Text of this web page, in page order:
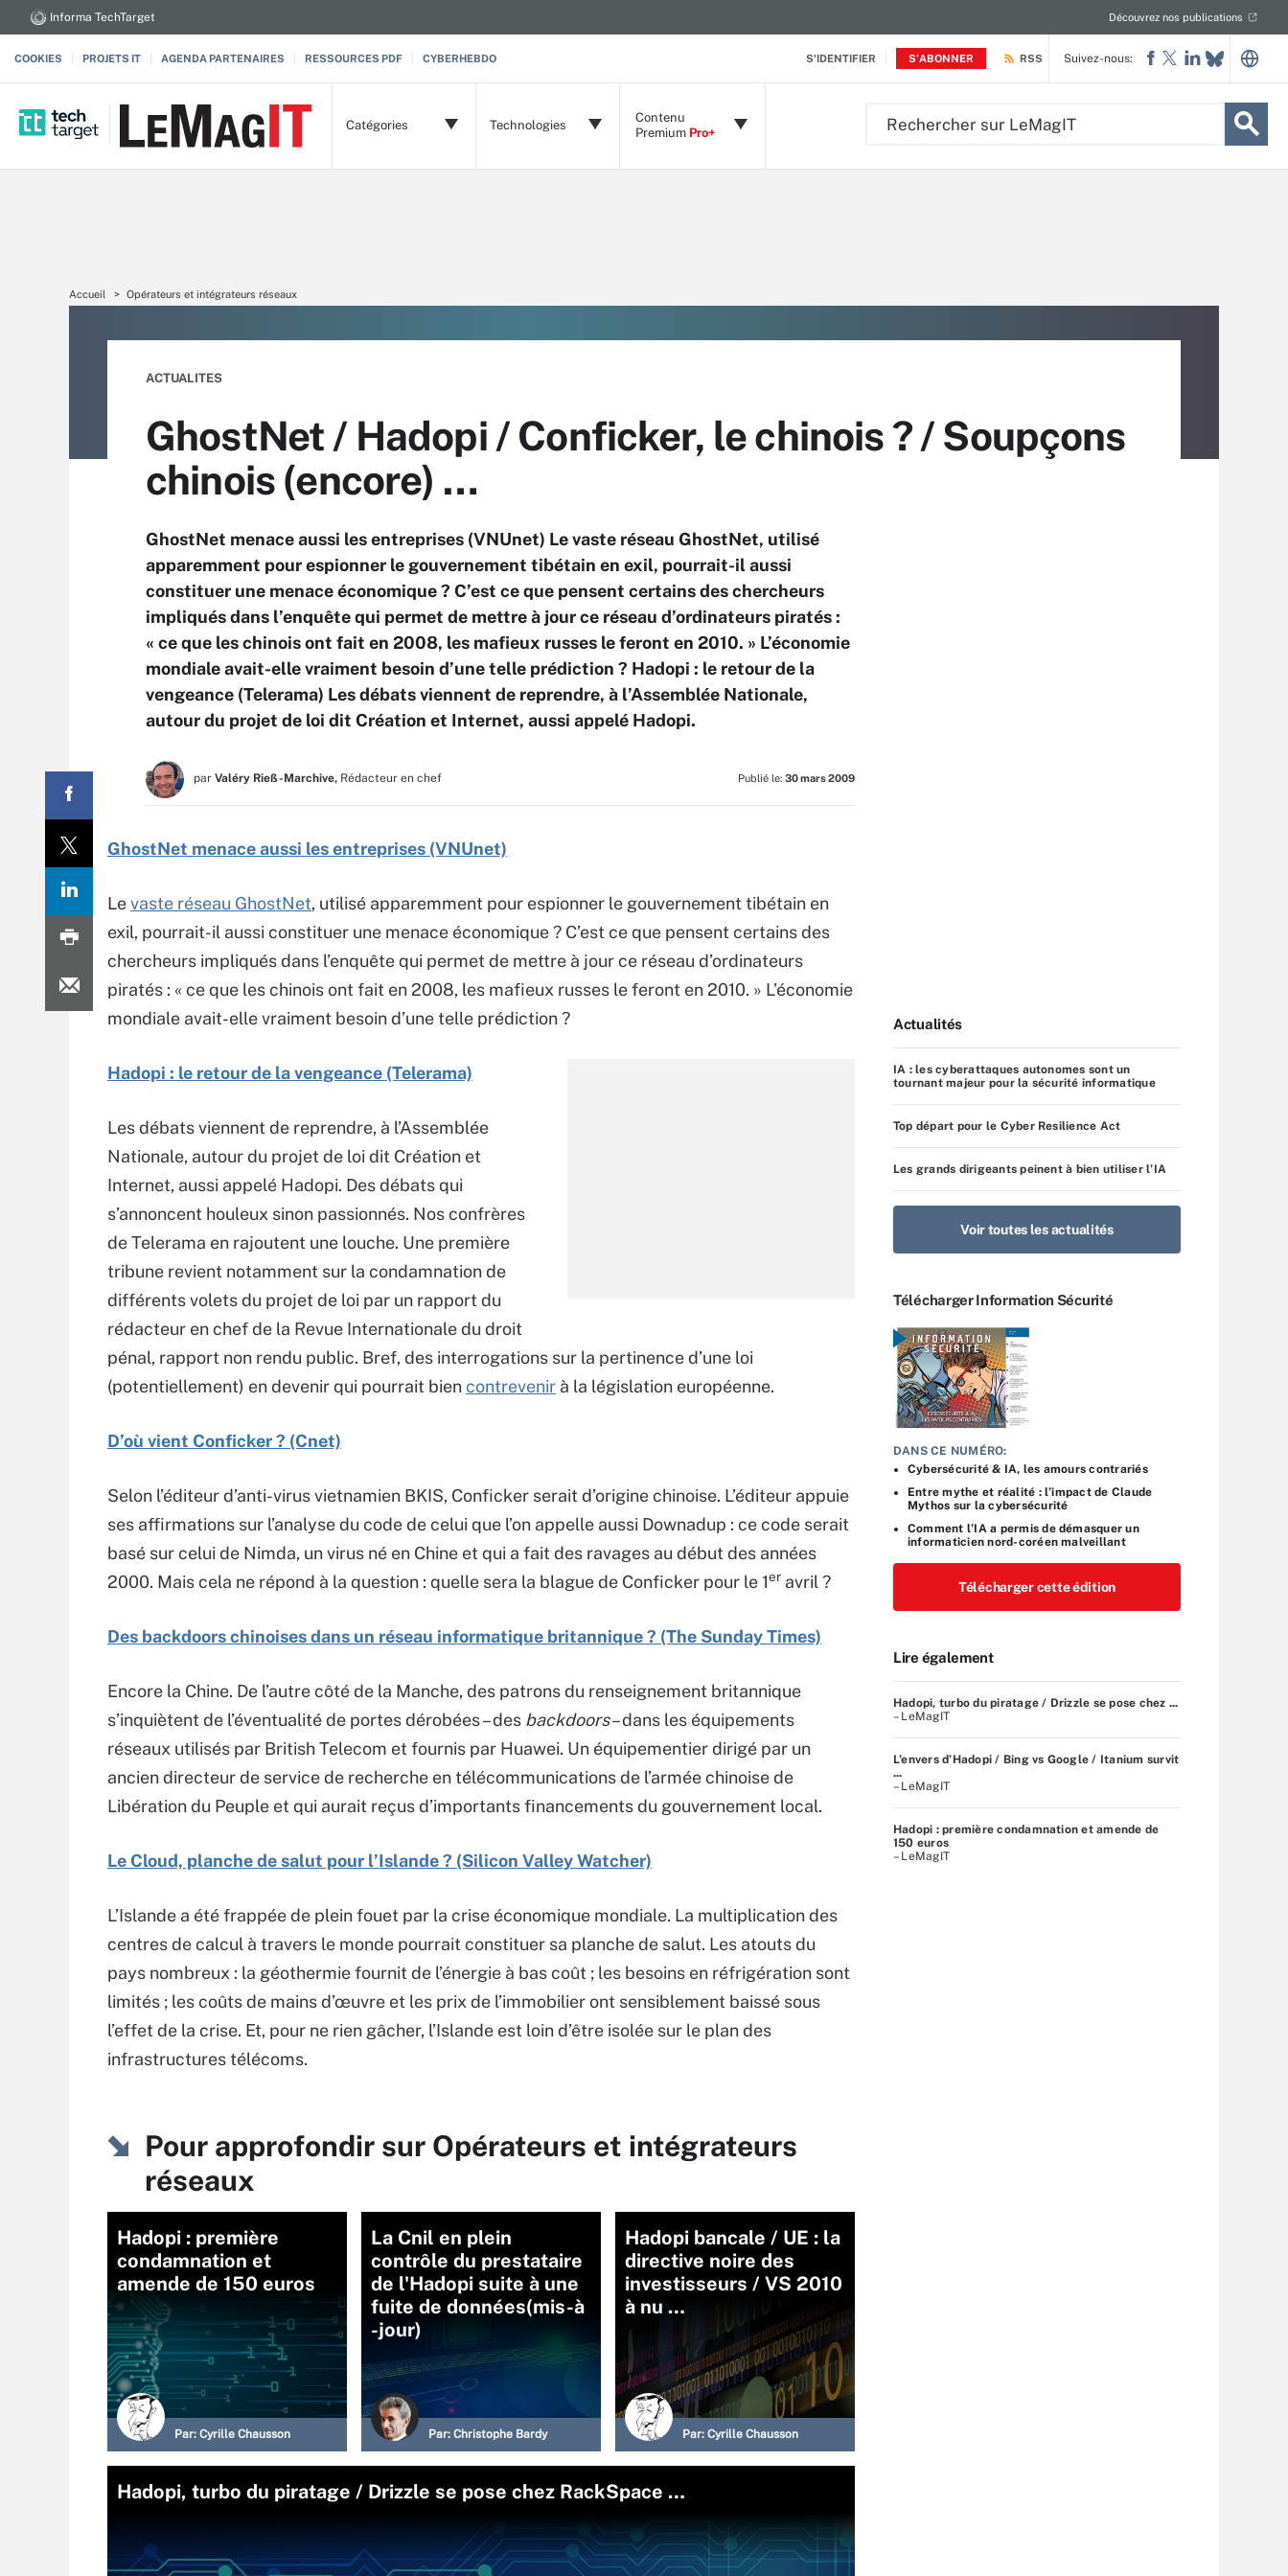
S'IDENTIFIER S'ABONNER
Informa TechTarget Découvrez nos publications
COOKIES PROJETS IT AGENDA PARTENAIRES RESSOURCES PDF CYBERHEBDO RSS
Catégories Technologies
Contenu
Premium Pro+
Suivez-nous:
Accueil Opérateurs et intégrateurs réseaux
ACTUALITES
GhostNet / Hadopi / Conficker, le chinois ? / Soupçons
chinois (encore) …
GhostNet menace aussi les entreprises (VNUnet) Le vaste réseau GhostNet, utilisé
apparemment pour espionner le gouvernement tibétain en exil, pourrait-il aussi
constituer une menace économique ? C’est ce que pensent certains des chercheurs
impliqués dans l’enquête qui permet de mettre à jour ce réseau d’ordinateurs piratés :
« ce que les chinois ont fait en 2008, les mafieux russes le feront en 2010. » L’économie
mondiale avait-elle vraiment besoin d’une telle prédiction ? Hadopi : le retour de la
vengeance (Telerama) Les débats viennent de reprendre, à l’Assemblée Nationale,
autour du projet de loi dit Création et Internet, aussi appelé Hadopi.
par Valéry Rieß-Marchive, Rédacteur en chef Publié le: 30 mars 2009
GhostNet menace aussi les entreprises (VNUnet)
Levaste réseau GhostNet, utilisé apparemment pour espionner le gouvernement tibétain en
exil, pourrait-il aussi constituer une menace économique ? C’est ce que pensent certains des
chercheurs impliqués dans l’enquête qui permet de mettre à jour ce réseau d’ordinateurs
piratés : « ce que les chinois ont fait en 2008, les mafieux russes le feront en 2010. » L’économie
mondiale avait-elle vraiment besoin d’une telle prédiction ?
Hadopi : le retour de la vengeance (Telerama)
Les débats viennent de reprendre, à l’Assemblée
Nationale, autour du projet de loi dit Création et
Internet, aussi appelé Hadopi. Des débats qui
s’annoncent houleux sinon passionnés. Nos confrères
de Telerama en rajoutent une louche. Une première
tribune revient notamment sur la condamnation de
différents volets du projet de loi par un rapport du
rédacteur en chef de la Revue Internationale du droit
pénal, rapport non rendu public. Bref, des interrogations sur la pertinence d’une loi
(potentiellement) en devenir qui pourrait biencontrevenir à la législation européenne.
D’où vient Conficker ? (Cnet)
Selon l’éditeur d’anti-virus vietnamien BKIS, Conficker serait d’origine chinoise. L’éditeur appuie
ses affirmations sur l’analyse du code de celui que l’on appelle aussi Downadup : ce code serait
basé sur celui de Nimda, un virus né en Chine et qui a fait des ravages au début des années
2000. Mais cela ne répond à la question : quelle sera la blague de Conficker pour le 1er avril ?
Des backdoors chinoises dans un réseau informatique britannique ? (The Sunday Times)
Encore la Chine. De l’autre côté de la Manche, des patrons du renseignement britannique
s’inquiètent de l’éventualité de portes dérobées – des backdoors– dans les équipements
réseaux utilisés par British Telecom et fournis par Huawei. Un équipementier dirigé par un
ancien directeur de service de recherche en télécommunications de l’armée chinoise de
Libération du Peuple et qui aurait reçus d’importants financements du gouvernement local.
Le Cloud, planche de salut pour l’Islande ? (Silicon Valley Watcher)
L’Islande a été frappée de plein fouet par la crise économique mondiale. La multiplication des
centres de calcul à travers le monde pourrait constituer sa planche de salut. Les atouts du
pays nombreux : la géothermie fournit de l’énergie à bas coût ; les besoins en réfrigération sont
limités ; les coûts de mains d’œuvre et les prix de l’immobilier ont sensiblement baissé sous
l’effet de la crise. Et, pour ne rien gâcher, l’Islande est loin d’être isolée sur le plan des
infrastructures télécoms.
Pour approfondir sur Opérateurs et intégrateurs
réseaux
Hadopi : première
condamnation et
amende de 150 euros
Par: Cyrille Chausson
La Cnil en plein
contrôle du prestataire
de l'Hadopi suite à une
fuite de données(mis-à
-jour)
Par: Christophe Bardy
Hadopi bancale / UE : la
directive noire des
investisseurs / VS 2010
à nu …
Par: Cyrille Chausson
Hadopi, turbo du piratage / Drizzle se pose chez RackSpace …
Actualités
IA : les cyberattaques autonomes sont un
tournant majeur pour la sécurité informatique
Top départ pour le Cyber Resilience Act
Les grands dirigeants peinent à bien utiliser l’IA
Voir toutes les actualités
Télécharger Information Sécurité
DANS CE NUMÉRO:
Cybersécurité & IA, les amours contrariés
Entre mythe et réalité : l’impact de Claude
Mythos sur la cybersécurité
Comment l’IA a permis de démasquer un
informaticien nord-coréen malveillant
Télécharger cette édition
Lire également
Hadopi, turbo du piratage / Drizzle se pose chez ...
– LeMagIT
L’envers d’Hadopi / Bing vs Google / Itanium survit
...
– LeMagIT
Hadopi : première condamnation et amende de
150 euros
– LeMagIT